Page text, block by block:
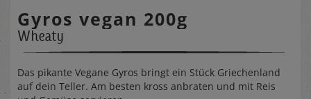
Gyros vegan 200g
Wheaty
Das pikante Vegane Gyros bringt ein Stück Griechenland
auf dein Teller. Am besten kross anbraten und mit Reis